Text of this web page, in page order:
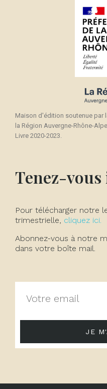
Maison d'édition soutenue par
la Région Auvergne-Rhône-
Livre 2020-2023.
Tenez-
Pour télécharger notre
trimestrielle, cliquez ici.
Abonnez-vous à notre
dans votre boîte mail.
JE